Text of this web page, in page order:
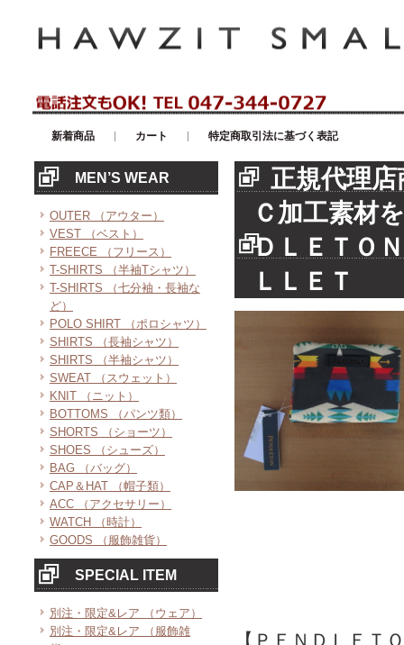
新着商品 カート 特定商取引法に基づく表記
MEN’S WEAR
OUTER （アウター）
VEST （ベスト）
FREECE （フリース）
T-SHIRTS （半袖Tシャツ）
T-SHIRTS （七分袖・長袖な
ど）
POLO SHIRT （ポロシャツ）
SHIRTS （長袖シャツ）
SHIRTS （半袖シャツ）
SWEAT （スウェット）
KNIT （ニット）
BOTTOMS （パンツ類）
SHORTS （ショーツ）
SHOES （シューズ）
BAG （バッグ）
CAP＆HAT （帽子類）
ACC （アクセサリー）
WATCH （時計）
GOODS （服飾雑貨）
SPECIAL ITEM
別注・限定&レア （ウェア）
別注・限定&レア （服飾雑
正規代理
Ｃ加工素材
ＤＬＥＴＯ
ＬＬＥＴ
【ＰＥＮＤＬＥ